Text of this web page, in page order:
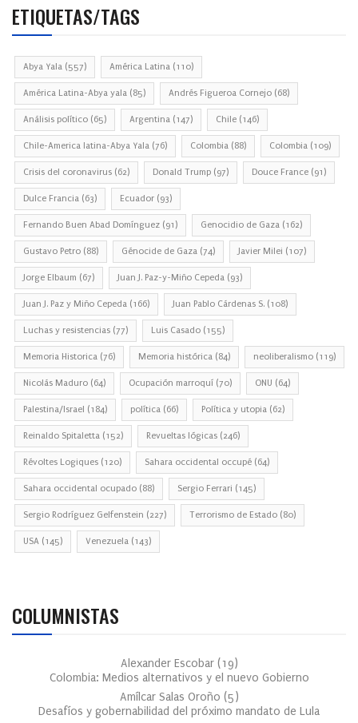
ETIQUETAS/TAGS
Abya Yala (557) América Latina (110)
América Latina-Abya yala (85) Andrés Figueroa Cornejo (68)
Análisis político (65) Argentina (147) Chile (146)
Chile-America latina-Abya Yala (76) Colombia (88) Colombia (109)
Crisis del coronavirus (62) Donald Trump (97) Douce France (91)
Dulce Francia (63) Ecuador (93)
Fernando Buen Abad Domínguez (91) Genocidio de Gaza (162)
Gustavo Petro (88) Génocide de Gaza (74) Javier Milei (107)
Jorge Elbaum (67) Juan J. Paz-y-Miño Cepeda (93)
Juan J. Paz y Miño Cepeda (166) Juan Pablo Cárdenas S. (108)
Luchas y resistencias (77) Luis Casado (155)
Memoria Historica (76) Memoria histórica (84) neoliberalismo (119)
Nicolás Maduro (64) Ocupación marroquí (70) ONU (64)
Palestina/Israel (184) política (66) Política y utopia (62)
Reinaldo Spitaletta (152) Revueltas lógicas (246)
Révoltes Logiques (120) Sahara occidental occupé (64)
Sahara occidental ocupado (88) Sergio Ferrari (145)
Sergio Rodríguez Gelfenstein (227) Terrorismo de Estado (80)
USA (145) Venezuela (143)
COLUMNISTAS
Alexander Escobar (19)
Colombia: Medios alternativos y el nuevo Gobierno
Amílcar Salas Oroño (5)
Desafíos y gobernabilidad del próximo mandato de Lula